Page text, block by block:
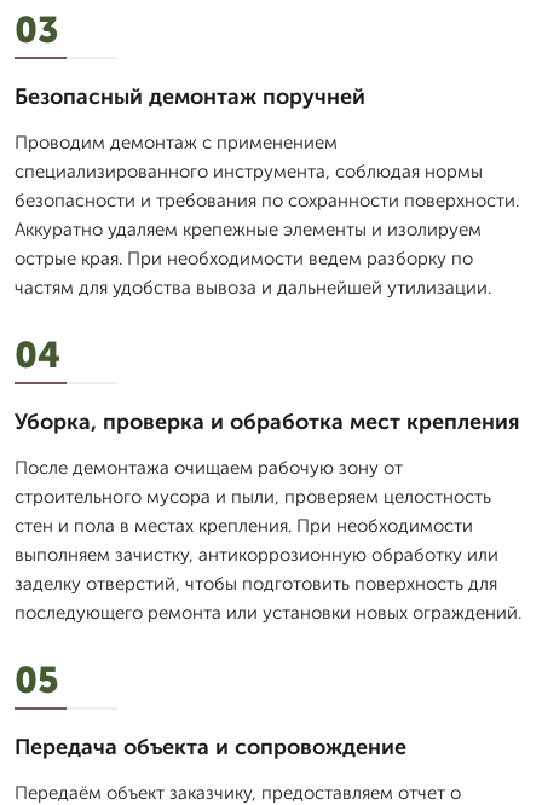
03
Безопасный демонтаж поручней
Проводим демонтаж с применением
специализированного инструмента, соблюдая нормы
безопасности и требования по сохранности поверхности.
Аккуратно удаляем крепежные элементы и изолируем
острые края. При необходимости ведем разборку по
частям для удобства вывоза и дальнейшей утилизации.
04
Уборка, проверка и обработка мест крепления
После демонтажа очищаем рабочую зону от
строительного мусора и пыли, проверяем целостность
стен и пола в местах крепления. При необходимости
выполняем зачистку, антикоррозионную обработку или
заделку отверстий, чтобы подготовить поверхность для
последующего ремонта или установки новых ограждений.
05
Передача объекта и сопровождение
Передаём объект заказчику, предоставляем отчет о